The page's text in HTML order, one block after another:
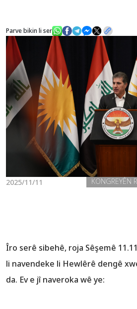
Sazî
Nûçe
Galerî
Parve bikin li ser
2025/11/11 KONGREYÊN
Îro serê sibehê, roja Sêşemê
li navendeke li Hewlêrê dengê
da. Ev e jî naveroka wê ye: